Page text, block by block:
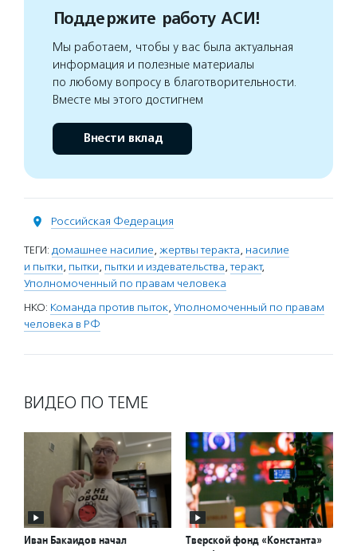
Поддержите работу АСИ!
Мы работаем, чтобы у вас была актуальная
информация и полезные материалы
по любому вопросу в благотворительности.
Вместе мы этого достигнем
Внести вклад
Российская Федерация
ТЕГИ: домашнее насилие, жертвы теракта, насилие
и пытки, пытки, пытки и издевательства,теракт,
Уполномоченный по правам человека
НКО: Команда против пыток, Уполномоченный по правам
человека в РФ
ВИДЕО ПО ТЕМЕ
Иван Бакаидов начал
Тверской фонд «Константа»